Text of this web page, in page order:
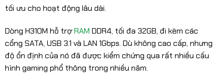
tối ưu cho hoạt động lâu dài.
Dòng H310M hỗ trợRAM DDR4, tối đa 32GB, đi kèm các
cổng SATA, USB 3.1 và LAN 1Gbps. Dù không cao cấp, nhưng
độ ổn định của nó đã được kiểm chứng qua rất nhiều cấu
hình gaming phổ thông trong nhiều năm.